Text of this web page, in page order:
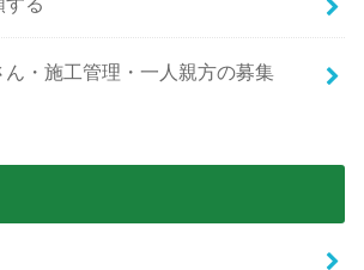
・施工管理・一人親方の募集